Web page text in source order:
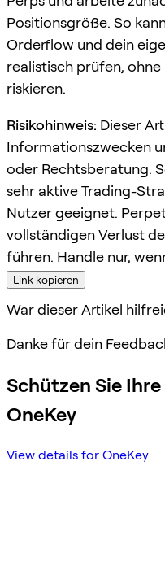
Positionsgröße. So
Orderflow und dein
realistisch prüfen,
riskieren.
Risikohinweis: Dieser
Informationszwecken
oder Rechtsberatung.
sehr aktive Trading-
Nutzer geeignet.
vollständigen Verlust
führen. Handle nur,
Link kopieren
War dieser Artikel
Danke für dein
Schützen Sie
OneKey
View details for OneKey